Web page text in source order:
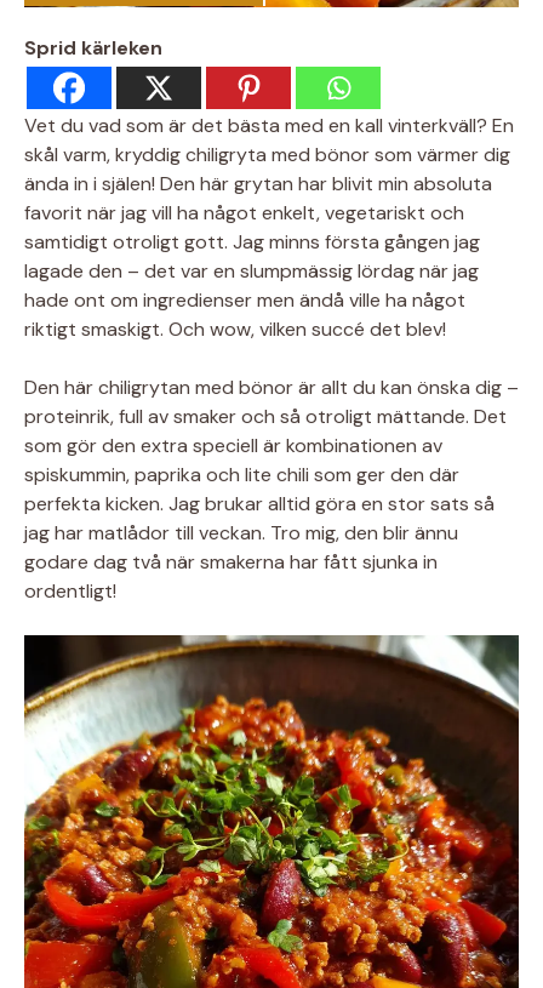
Sprid kärleken
Vet du vad som är det bästa med en kall vinterkväll? En
skål varm, kryddig chiligryta med bönor som värmer dig
ända in i själen! Den här grytan har blivit min absoluta
favorit när jag vill ha något enkelt, vegetariskt och
samtidigt otroligt gott. Jag minns första gången jag
lagade den – det var en slumpmässig lördag när jag
hade ont om ingredienser men ändå ville ha något
riktigt smaskigt. Och wow, vilken succé det blev!
Den här chiligrytan med bönor är allt du kan önska dig –
proteinrik, full av smaker och så otroligt mättande. Det
som gör den extra speciell är kombinationen av
spiskummin, paprika och lite chili som ger den där
perfekta kicken. Jag brukar alltid göra en stor sats så
jag har matlådor till veckan. Tro mig, den blir ännu
godare dag två när smakerna har fått sjunka in
ordentligt!